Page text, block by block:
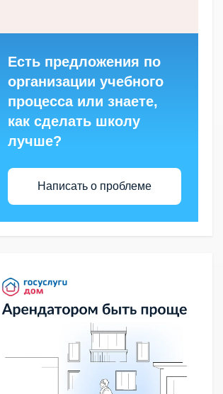
Есть предложения по
организации учебного
процесса или знаете,
как сделать школу
лучше?
Написать о проблеме